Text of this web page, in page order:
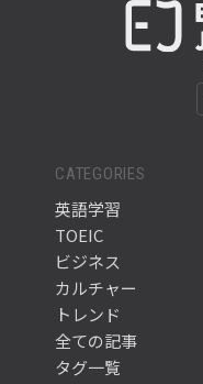
CATEGORIES
英語学習
TOEIC
ビジネス
カルチャー
トレンド
全ての記事
タグ一覧